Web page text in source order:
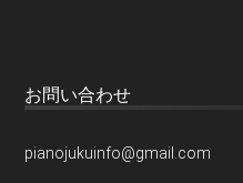
お問い合わせ
pianojukuinfo@gmail.com